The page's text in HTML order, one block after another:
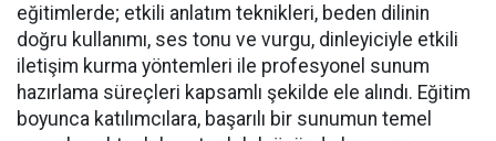
eğitimlerde; etkili anlatım teknikleri, beden dilinin
doğru kullanımı, ses tonu ve vurgu, dinleyiciyle etkili
iletişim kurma yöntemleri ile profesyonel sunum
hazırlama süreçleri kapsamlı şekilde ele alındı. Eğitim
boyunca katılımcılara, başarılı bir sunumun temel